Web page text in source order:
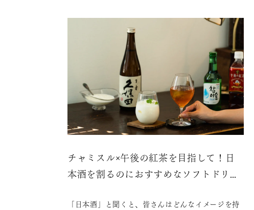
チャミスル×午後の紅茶を目指して！日
本酒を割るのにおすすめなソフトドリン
「日本酒」と聞くと、皆さんはどんなイメージを持